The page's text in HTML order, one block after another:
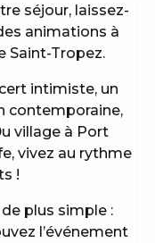
séjour, laissez-
animations à
Saint-Tropez.
intimiste, un
contemporaine,
village à Port
vivez au rythme
!
plus simple :
l’événement